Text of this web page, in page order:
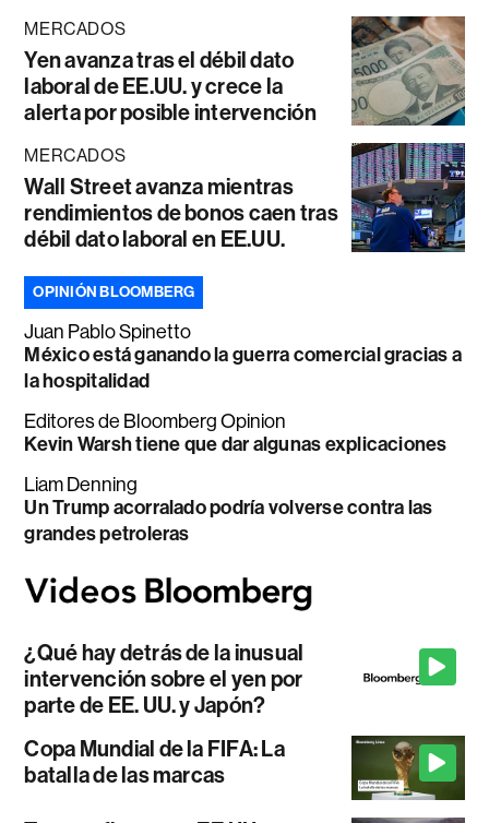
MERCADOS
Yen avanza tras el débil dato
laboral de EE.UU. y crece la
alerta por posible intervención
MERCADOS
Wall Street avanza mientras
rendimientos de bonos caen tras
débil dato laboral en EE.UU.
OPINIÓN BLOOMBERG
Juan Pablo Spinetto
México está ganando la guerra comercial gracias a
la hospitalidad
Editores de Bloomberg Opinion
Kevin Warsh tiene que dar algunas explicaciones
Liam Denning
Un Trump acorralado podría volverse contra las
grandes petroleras
¿Qué hay detrás de la inusual
intervención sobre el yen por
parte de EE. UU. y Japón?
Copa Mundial de la FIFA: La
batalla de las marcas